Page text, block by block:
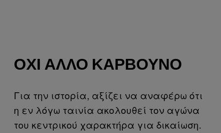
ΌΧΙ ΆΛΛΟ ΚΆΡΒΟΥΝΟ
Για την ιστορία, αξίζει να αναφέρω ότι
η εν λόγω ταινία ακολουθεί τον αγώνα
του κεντρικού χαρακτήρα για δικαίωση.